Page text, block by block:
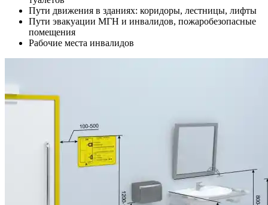
Пути движения в зданиях: коридоры, лестницы, лифты
Пути эвакуации МГН и инвалидов, пожаробезопасные
помещения
Рабочие места инвалидов